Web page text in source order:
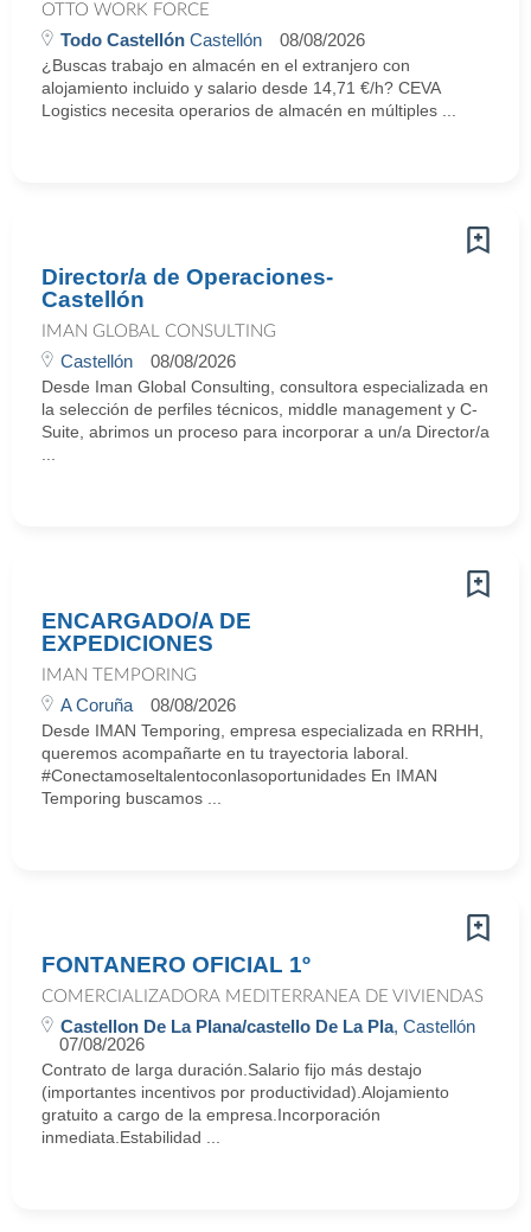
OTTO WORK FORCE
Todo Castellón Castellón 08/08/2026
¿Buscas trabajo en almacén en el extranjero con
alojamiento incluido y salario desde 14,71 €/h? CEVA
Logistics necesita operarios de almacén en múltiples ...
Director/a de Operaciones-
Castellón
IMAN GLOBAL CONSULTING
Castellón 08/08/2026
Desde Iman Global Consulting, consultora especializada en
la selección de perfiles técnicos, middle management y C-
Suite, abrimos un proceso para incorporar a un/a Director/a
ENCARGADO/A DE
EXPEDICIONES
IMAN TEMPORING
A Coruña 08/08/2026
Desde IMAN Temporing, empresa especializada en RRHH,
queremos acompañarte en tu trayectoria laboral.
#Conectamoseltalentoconlasoportunidades En IMAN
Temporing buscamos ...
FONTANERO OFICIAL 1º
COMERCIALIZADORA MEDITERRANEA DE VIVIENDAS
Castellon De La Plana/castello De La Pla, Castellón
07/08/2026
Contrato de larga duración.Salario fijo más destajo
(importantes incentivos por productividad).Alojamiento
gratuito a cargo de la empresa.Incorporación
inmediata.Estabilidad ...